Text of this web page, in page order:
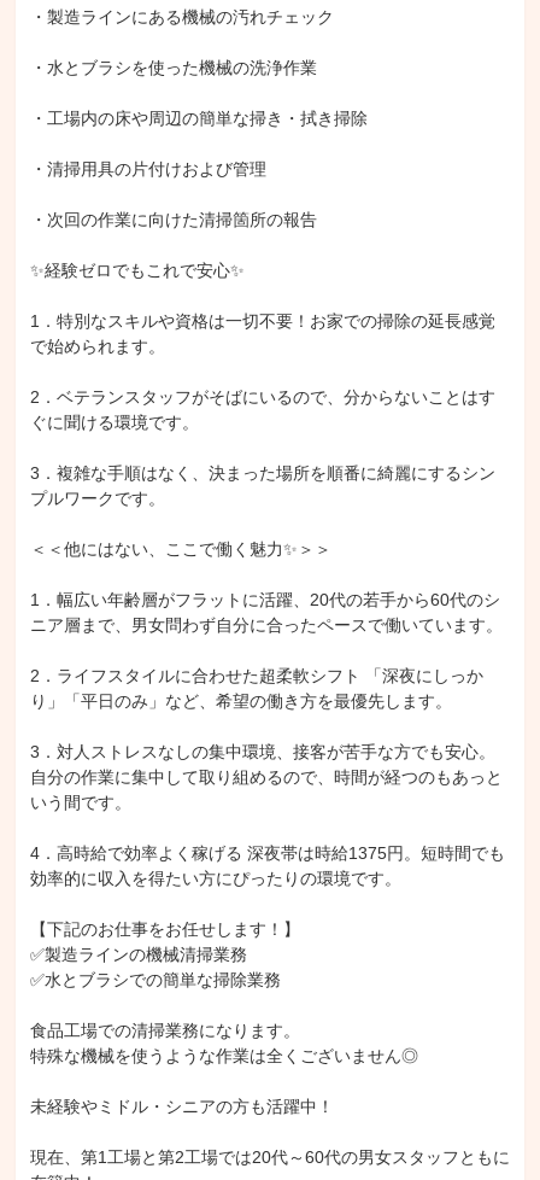
・製造ラインにある機械の汚れチェック
・水とブラシを使った機械の洗浄作業
・工場内の床や周辺の簡単な掃き・拭き掃除
・清掃用具の片付けおよび管理
・次回の作業に向けた清掃箇所の報告
✨経験ゼロでもこれで安心✨
1．特別なスキルや資格は一切不要！お家での掃除の延長感覚
で始められます。
2．ベテランスタッフがそばにいるので、分からないことはす
ぐに聞ける環境です。
3．複雑な手順はなく、決まった場所を順番に綺麗にするシン
プルワークです。
＜＜他にはない、ここで働く魅力✨＞＞
1．幅広い年齢層がフラットに活躍、20代の若手から60代のシ
ニア層まで、男女問わず自分に合ったペースで働いています。
2．ライフスタイルに合わせた超柔軟シフト 「深夜にしっか
り」「平日のみ」など、希望の働き方を最優先します。
3．対人ストレスなしの集中環境、接客が苦手な方でも安心。
自分の作業に集中して取り組めるので、時間が経つのもあっと
いう間です。
4．高時給で効率よく稼げる 深夜帯は時給1375円。短時間でも
効率的に収入を得たい方にぴったりの環境です。
【下記のお仕事をお任せします！】
✅製造ラインの機械清掃業務
✅水とブラシでの簡単な掃除業務
食品工場での清掃業務になります。
特殊な機械を使うような作業は全くございません◎
未経験やミドル・シニアの方も活躍中！
現在、第1工場と第2工場では20代～60代の男女スタッフともに